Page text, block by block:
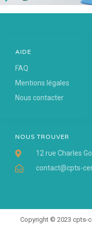
NOUS TROUVER
12 rue Charles
contact@cpts-
AIDE
FAQ
Mentions légales
Nous contacter
Copyright © 2023 cpts-